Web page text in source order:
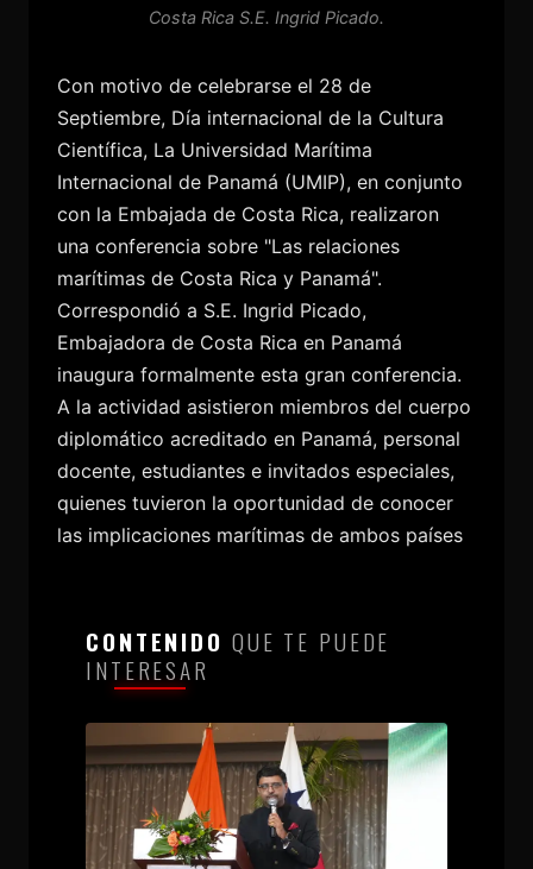
Costa Rica S.E. Ingrid Picado.
Con motivo de celebrarse el 28 de
Septiembre, Día internacional de la Cultura
Científica, La Universidad Marítima
Internacional de Panamá (UMIP), en conjunto
con la Embajada de Costa Rica, realizaron
una conferencia sobre "Las relaciones
marítimas de Costa Rica y Panamá".
Correspondió a S.E. Ingrid Picado,
Embajadora de Costa Rica en Panamá
inaugura formalmente esta gran conferencia.
A la actividad asistieron miembros del cuerpo
diplomático acreditado en Panamá, personal
docente, estudiantes e invitados especiales,
quienes tuvieron la oportunidad de conocer
las implicaciones marítimas de ambos países
CONTENIDO QUE TE PUEDE
INTERESAR